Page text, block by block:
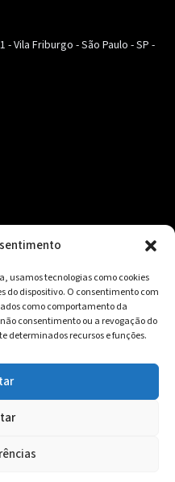
usamos tecnologias como cookies
do dispositivo. O consentimento com
como comportamento da
consentimento ou a revogação do
determinados recursos e funções.
- Vila Friburgo - São Paulo - SP -
CEP: 17.204-350
reservados. Site by